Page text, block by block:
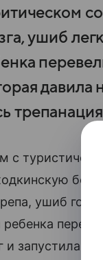
ушиб
давила
ушиб
запустила